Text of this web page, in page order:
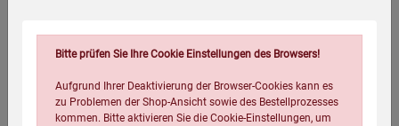
Bitte prüfen Sie Ihre Cookie Einstellungen des Browsers!
Aufgrund Ihrer Deaktivierung der Browser-Cookies kann es
zu Problemen der Shop-Ansicht sowie des Bestellprozesses
kommen. Bitte aktivieren Sie die Cookie-Einstellungen, um